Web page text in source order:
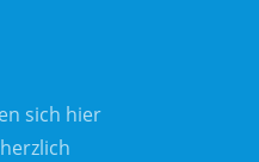
sich hier